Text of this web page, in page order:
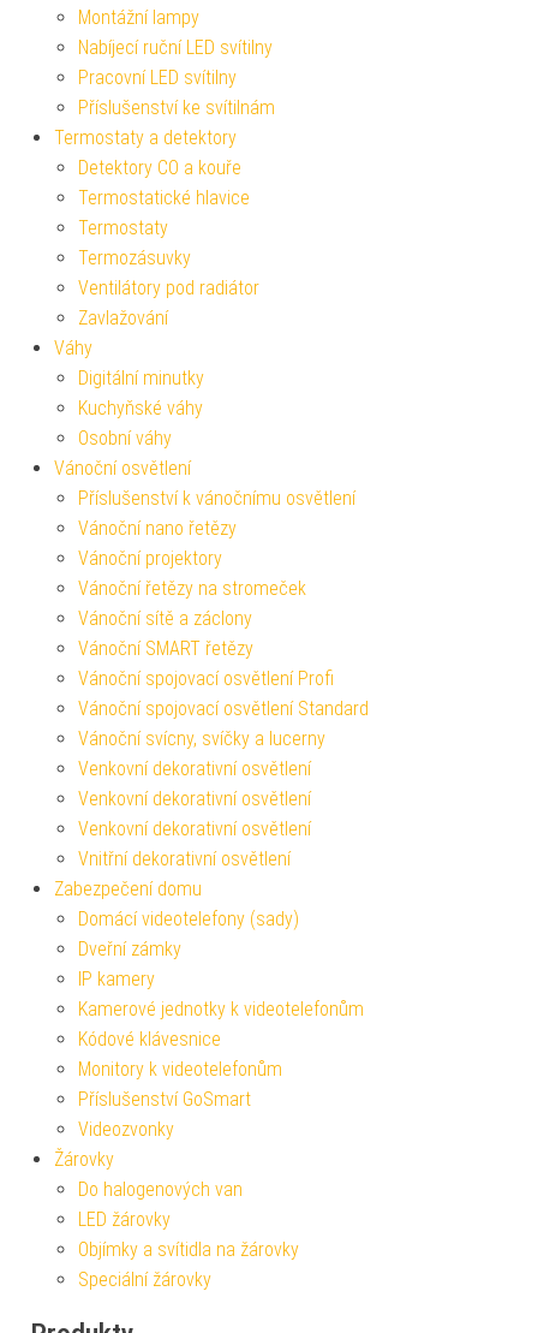
Montážní lampy
Nabíjecí ruční LED svítilny
Pracovní LED svítilny
Příslušenství ke svítilnám
Termostaty a detektory
Detektory CO a kouře
Termostatické hlavice
Termostaty
Termozásuvky
Ventilátory pod radiátor
Zavlažování
Váhy
Digitální minutky
Kuchyňské váhy
Osobní váhy
Vánoční osvětlení
Příslušenství k vánočnímu osvětlení
Vánoční nano řetězy
Vánoční projektory
Vánoční řetězy na stromeček
Vánoční sítě a záclony
Vánoční SMART řetězy
Vánoční spojovací osvětlení Profi
Vánoční spojovací osvětlení Standard
Vánoční svícny, svíčky a lucerny
Venkovní dekorativní osvětlení
Venkovní dekorativní osvětlení
Venkovní dekorativní osvětlení
Vnitřní dekorativní osvětlení
Zabezpečení domu
Domácí videotelefony (sady)
Dveřní zámky
IP kamery
Kamerové jednotky k videotelefonům
Kódové klávesnice
Monitory k videotelefonům
Příslušenství GoSmart
Videozvonky
Žárovky
Do halogenových van
LED žárovky
Objímky a svítidla na žárovky
Speciální žárovky